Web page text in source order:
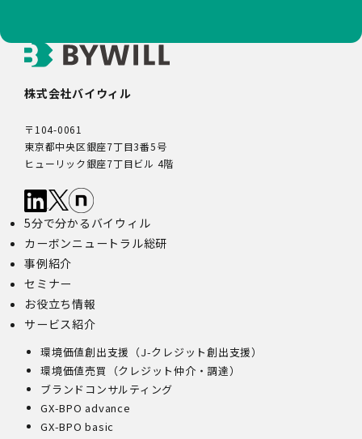
株式会社バイウィル
〒104-0061
東京都中央区銀座7丁目3番5号
ヒューリック銀座7丁目ビル 4階
5分で分かるバイウィル
カーボンニュートラル総研
事例紹介
セミナー
お役立ち情報
サービス紹介
環境価値創出支援（J-クレジット創出支援）
環境価値売買（クレジット仲介・調達）
ブランドコンサルティング
GX-BPO advance
GX-BPO basic